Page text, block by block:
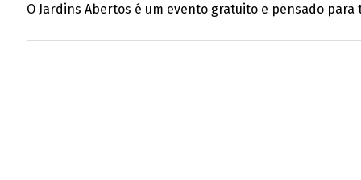
O Jardins Abertos é um evento gratuito e pensado